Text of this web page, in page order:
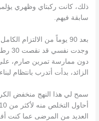
ذلك، كانت ركبتاي وظهري
سابقة فيهم.
بعد 90 يوماً من الالتزام
دون ممارسة تمرين صارم،
الزائد، بدأت أتدرب بانتظام
سمح لي هذا النهج منخفض
العديد من المرضى عما كنت